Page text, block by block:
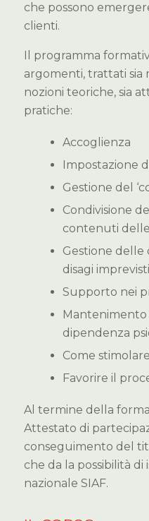
che possono
clienti.
Il programma
argomenti, trattati sia
nozioni teoriche, sia
pratiche:
Accoglienza
Impostazione
Gestione del
Condivisione
contenuti delle
Gestione delle
disagi
Supporto nei
Mantenimento
dipendenza
Come
Favorire il
Al termine della
Attestato di
conseguimento del
che da la possibilità
nazionale SIAF.